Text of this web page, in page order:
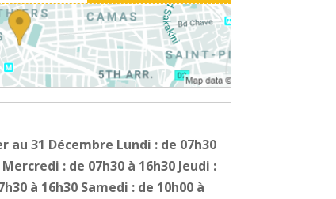
au 31 Décembre Lundi : de 07h30
: de 07h30 à 16h30 Jeudi :
à 16h30 Samedi : de 10h00 à